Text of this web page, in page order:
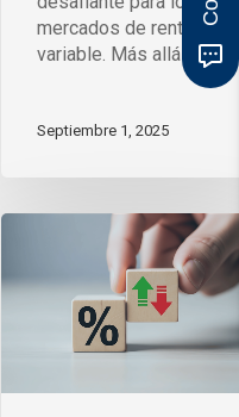
mercados de renta
variable. Más allá de…
Septiembre 1, 2025
Perspectivas
en
resultados
corporativos
señales